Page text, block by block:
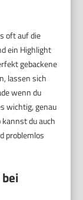
oft auf die
ein Highlight
gebackene
lassen sich
wenn du
wichtig, genau
du auch
problemlos